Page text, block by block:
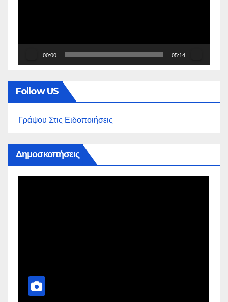
00:00 05:14
Follow US
Γράψου Στις Ειδοποιήσεις
Δημοσκοπήσεις